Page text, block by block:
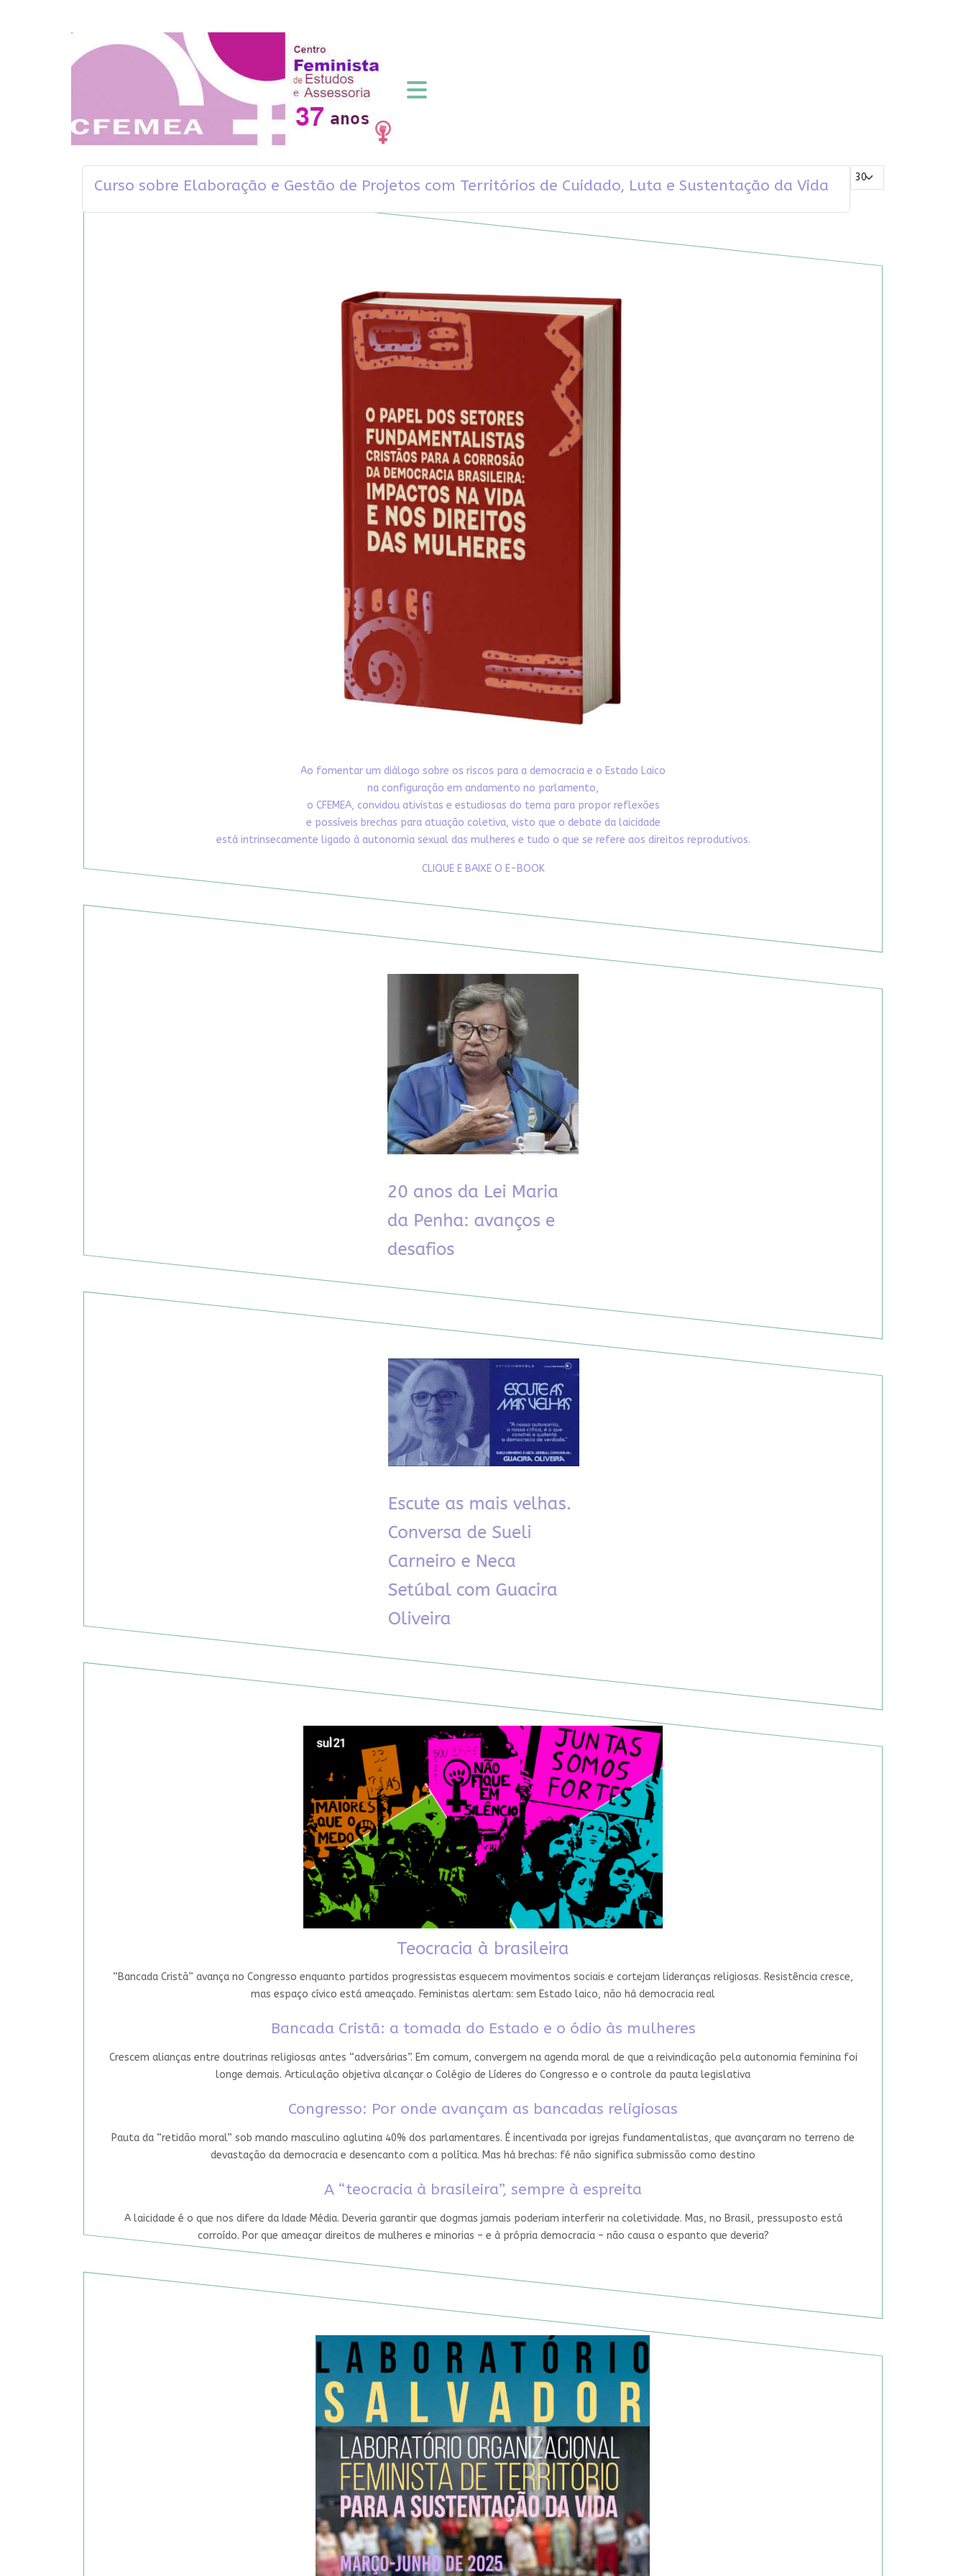
Mostrar #
Curso sobre Elaboração e Gestão de Projetos com Territórios de Cuidado, Luta e Sustentação da Vida
Ao fomentar um diálogo sobre os riscos para a democracia e o Estado Laico
na configuração em andamento no parlamento,
o CFEMEA, convidou ativistas e estudiosas do tema para propor reflexões
e possíveis brechas para atuação coletiva, visto que o debate da laicidade
está intrinsecamente ligado à autonomia sexual das mulheres e tudo o que se refere aos direitos reprodutivos.
CLIQUE E BAIXE O E-BOOK
Teocracia à brasileira
“Bancada Cristã” avança no Congresso enquanto partidos progressistas esquecem movimentos sociais e cortejam lideranças religiosas. Resistência cresce,
mas espaço cívico está ameaçado. Feministas alertam: sem Estado laico, não há democracia real
Bancada Cristã: a tomada do Estado e o ódio às mulheres
Crescem alianças entre doutrinas religiosas antes “adversárias”. Em comum, convergem na agenda moral de que a reivindicação pela autonomia feminina foi
longe demais. Articulação objetiva alcançar o Colégio de Líderes do Congresso e o controle da pauta legislativa
Congresso: Por onde avançam as bancadas religiosas
Pauta da “retidão moral” sob mando masculino aglutina 40% dos parlamentares. É incentivada por igrejas fundamentalistas, que avançaram no terreno de
devastação da democracia e desencanto com a política. Mas há brechas: fé não significa submissão como destino
A “teocracia à brasileira”, sempre à espreita
A laicidade é o que nos difere da Idade Média. Deveria garantir que dogmas jamais poderiam interferir na coletividade. Mas, no Brasil, pressuposto está
corroído. Por que ameaçar direitos de mulheres e minorias – e à própria democracia – não causa o espanto que deveria?